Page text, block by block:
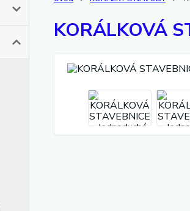
KORÁLKOVÁ